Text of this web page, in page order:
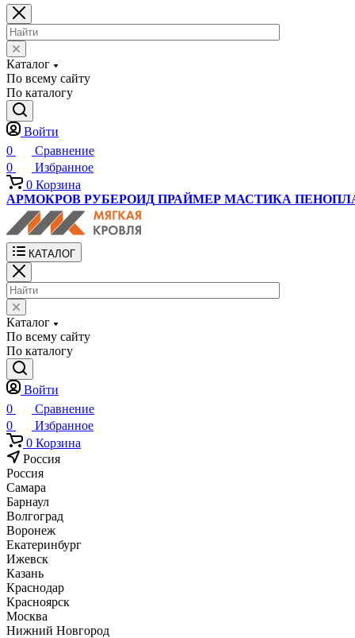
Каталог
По всему сайту
По каталогу
Войти
0
Сравнение
0
Избранное
0 Корзина
АРМОКРОВ РУБЕРОИД ПРАЙМЕР МАСТИКА
КАТАЛОГ
Каталог
По всему сайту
По каталогу
Войти
0
Сравнение
0
Избранное
0 Корзина
Россия
Россия
Самара
Барнаул
Волгоград
Воронеж
Екатеринбург
Ижевск
Казань
Краснодар
Красноярск
Москва
Нижний Новгород